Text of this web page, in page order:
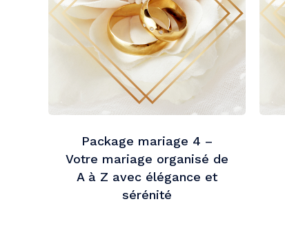
Package mariage 4 –
Votre mariage organisé de
A à Z avec élégance et
sérénité